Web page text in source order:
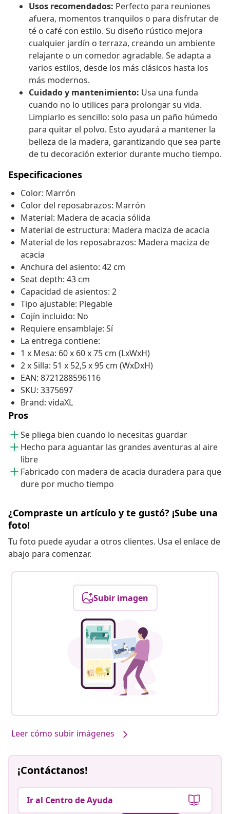
Usos recomendados: Perfecto para reuniones
afuera, momentos tranquilos o para disfrutar de
té o café con estilo. Su diseño rústico mejora
cualquier jardín o terraza, creando un ambiente
relajante o un comedor agradable. Se adapta a
varios estilos, desde los más clásicos hasta los
más modernos.
Cuidado y mantenimiento: Usa una funda
cuando no lo utilices para prolongar su vida.
Limpiarlo es sencillo: solo pasa un paño húmedo
para quitar el polvo. Esto ayudará a mantener la
belleza de la madera, garantizando que sea parte
de tu decoración exterior durante mucho tiempo.
Especificaciones
Color: Marrón
Color del reposabrazos: Marrón
Material: Madera de acacia sólida
Material de estructura: Madera maciza de acacia
Material de los reposabrazos: Madera maciza de
acacia
Anchura del asiento: 42 cm
Seat depth: 43 cm
Capacidad de asientos: 2
Tipo ajustable: Plegable
Cojín incluido: No
Requiere ensamblaje: Sí
La entrega contiene:
1 x Mesa: 60 x 60 x 75 cm (LxWxH)
2 x Silla: 51 x 52,5 x 95 cm (WxDxH)
EAN: 8721288596116
SKU: 3375697
Brand: vidaXL
Pros
Se pliega bien cuando lo necesitas guardar
Hecho para aguantar las grandes aventuras al aire
libre
Fabricado con madera de acacia duradera para que
dure por mucho tiempo
¿Compraste un artículo y te gustó? ¡Sube una
foto!
Tu foto puede ayudar a otros clientes. Usa el enlace de
abajo para comenzar.
Subir imagen
Leer cómo subir imágenes
¡Contáctanos!
Ir al Centro de Ayuda